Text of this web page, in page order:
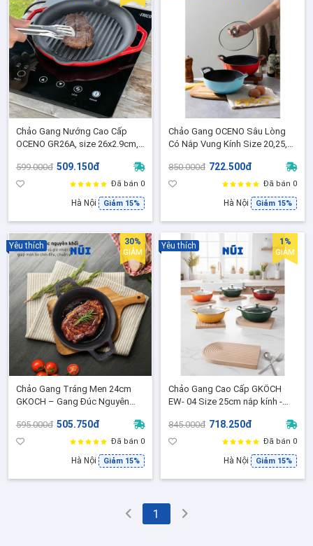
Chảo Gang Nướng Cao Cấp
OCENO GR26A, size 26x2.9cm,
599.000đ 509.150đ
Đã bán 0
Hà Nội Giảm 15%
Chảo Gang OCENO Sâu Lòng
Có Nắp Vung Kính Size 20,25,
trên bếp từ được
850.000đ 722.500đ
Đã bán 0
Hà Nội Giảm 15%
Chảo Gang Tráng Men 24cm
GKOCH – Gang Đúc Nguyên
Nhiệt Lâu, EFP-08B
595.000đ 505.750đ
Đã bán 0
Hà Nội Giảm 15%
Yêu thích 30%
GIẢM
Chảo Gang Cao Cấp GKÖCH
EW- 04 Size 25cm nắp kính -
phù hợp mọi loại bếp
845.000đ 718.250đ
Đã bán 0
Hà Nội Giảm 15%
Yêu thích 1%
GIẢM
1